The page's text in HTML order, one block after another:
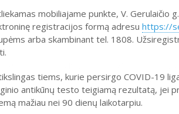
mobiliajame punkte, V. Gerulaičio
registracijos formą adresu https://
arba skambinant tel. 1808.
tiems, kurie persirgo COVID-19
antikūnų testo teigiamą rezultatą, jei
mažiau nei 90 dienų laikotarpiu.